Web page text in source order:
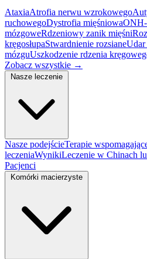
AtaxiaAtrofia nerwu wzrokowego
ruchowegoDystrofia mięśniowa
mózgoweRdzeniowy zanik mięśni
kręgosłupaStwardnienie rozsianeUdar
mózguUszkodzenie rdzenia
Zobacz wszystkie →
Nasze podejścieTerapie
leczeniaWynikiLeczenie w Chinach
Pacjenci